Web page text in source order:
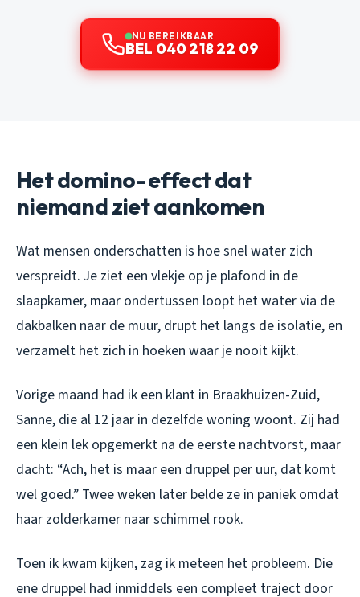
NU BEREIKBAAR
BEL 040 218 22 09
Het domino-effect dat
niemand ziet aankomen
Wat mensen onderschatten is hoe snel water zich
verspreidt. Je ziet een vlekje op je plafond in de
slaapkamer, maar ondertussen loopt het water via de
dakbalken naar de muur, drupt het langs de isolatie, en
verzamelt het zich in hoeken waar je nooit kijkt.
Vorige maand had ik een klant in Braakhuizen-Zuid,
Sanne, die al 12 jaar in dezelfde woning woont. Zij had
een klein lek opgemerkt na de eerste nachtvorst, maar
dacht: “Ach, het is maar een druppel per uur, dat komt
wel goed.” Twee weken later belde ze in paniek omdat
haar zolderkamer naar schimmel rook.
Toen ik kwam kijken, zag ik meteen het probleem. Die
ene druppel had inmiddels een compleet traject door